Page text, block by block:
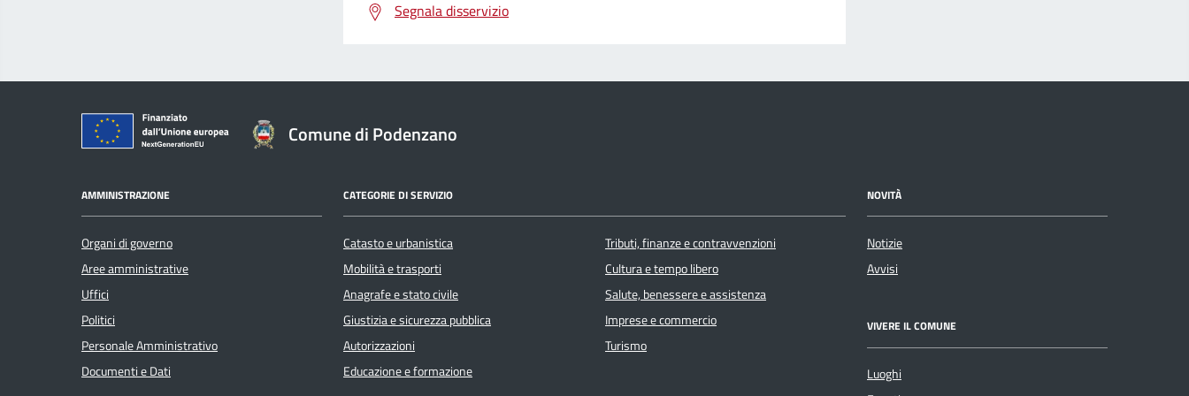
Segnala disservizio
Comune di Podenzano
AMMINISTRAZIONE
Organi di governo
Aree amministrative
Uffici
Politici
Personale Amministrativo
Documenti e Dati
CATEGORIE DI SERVIZIO
Catasto e urbanistica
Mobilità e trasporti
Anagrafe e stato civile
Giustizia e sicurezza pubblica
Autorizzazioni
Educazione e formazione
Tributi, finanze e contravvenzioni
Cultura e tempo libero
Salute, benessere e assistenza
Imprese e commercio
Turismo
NOVITÀ
Notizie
Avvisi
VIVERE IL COMUNE
Luoghi